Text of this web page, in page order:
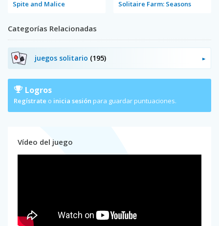
Spite and Malice Solitaire Farm: Seasons
Categorías Relacionadas
juegos solitario (195)
Logros
Regístrate o inicia sesión para guardar puntuaciones.
Vídeo del juego